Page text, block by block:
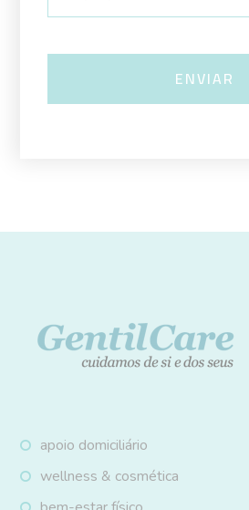
apoio domiciliário
wellness & cosmética